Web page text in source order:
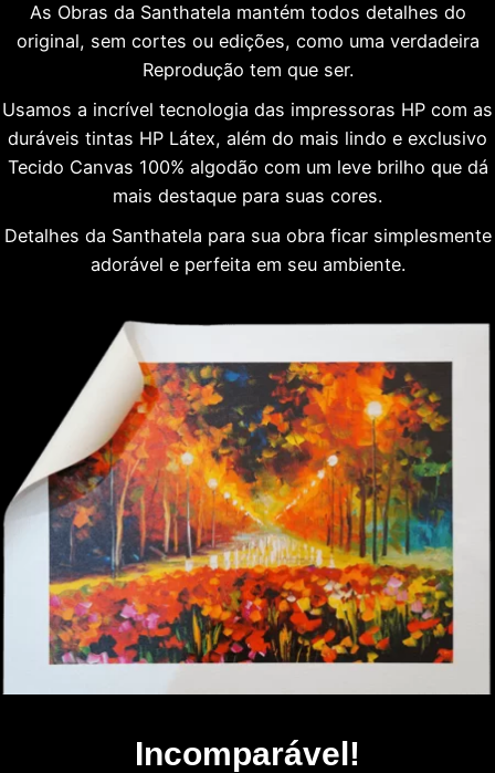
As Obras da Santhatela mantém todos detalhes do
original, sem cortes ou edições, como uma verdadeira
Reprodução tem que ser.
Usamos a incrível tecnologia das impressoras HP com as
duráveis tintas HP Látex, além do mais lindo e exclusivo
Tecido Canvas 100% algodão com um leve brilho que dá
mais destaque para suas cores.
Detalhes da Santhatela para sua obra ficar simplesmente
adorável e perfeita em seu ambiente.
Incomparável!